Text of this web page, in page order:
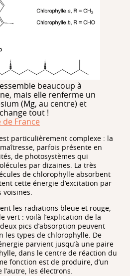
beaucoup à
mais elle renferme un
(Mg, au centre) et
tout !
France
particulièrement complexe : la
parfois présente en
de photosystèmes qui
par dizaines. La très
de chlorophylle absorbent
cette énergie d’excitation par
voisines.
les radiations bleue et rouge,
vert : voilà l’explication de la
pics d’absorption peuvent
les types de chlorophylle. De
parvient jusqu’à une paire
dans le centre de réaction du
fonction est de produire, d’un
l’autre, les électrons.